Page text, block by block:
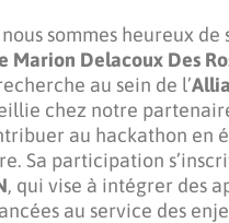
sommes heureux de
Marion Delacoux Des
au sein de l’
chez notre
au hackathon en
Sa participation
, qui vise à intégrer des
au service des